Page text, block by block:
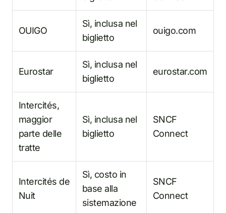
OUIGO
Sì, inclusa nel
biglietto
ouigo.com
Eurostar
Sì, inclusa nel
biglietto
eurostar.com
Intercités,
maggior
parte delle
tratte
Sì, inclusa nel
biglietto
SNCF
Connect
Intercités de
Nuit
Sì, costo in
base alla
sistemazione
SNCF
Connect